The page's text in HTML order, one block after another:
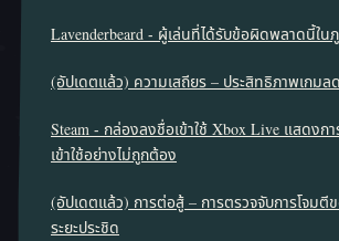
Lavenderbeard - ผู้เล่นที่ได้รับข้อผิดพลาดนี้ใน
(อัปเดตแล้ว) ความเสถียร – ประสิทธิภาพเกมล
Steam - กล่องลงชื่อเข้าใช้ Xbox Live แสดงก
เข้าใช้อย่างไม่ถูกต้อง
(อัปเดตแล้ว) การต่อสู้ – การตรวจจับการโจมตีข
ระยะประชิด